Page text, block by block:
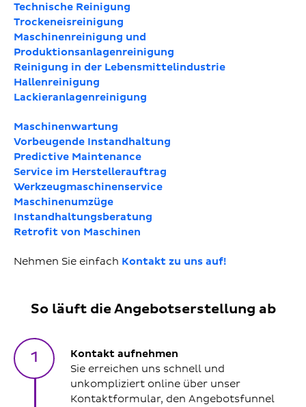
Technische Reinigung
Trockeneisreinigung
Maschinenreinigung und
Produktionsanlagenreinigung
Reinigung in der Lebensmittelindustrie
Hallenreinigung
Lackieranlagenreinigung
Maschinenwartung
Vorbeugende Instandhaltung
Predictive Maintenance
Service im Herstellerauftrag
Werkzeugmaschinenservice
Maschinenumzüge
Instandhaltungsberatung
Retrofit von Maschinen
Nehmen Sie einfach Kontakt zu uns auf!
So läuft die Angebotserstellung ab
1
Kontakt aufnehmen
Sie erreichen uns schnell und
unkompliziert online über unser
Kontaktformular, den Angebotsfunnel